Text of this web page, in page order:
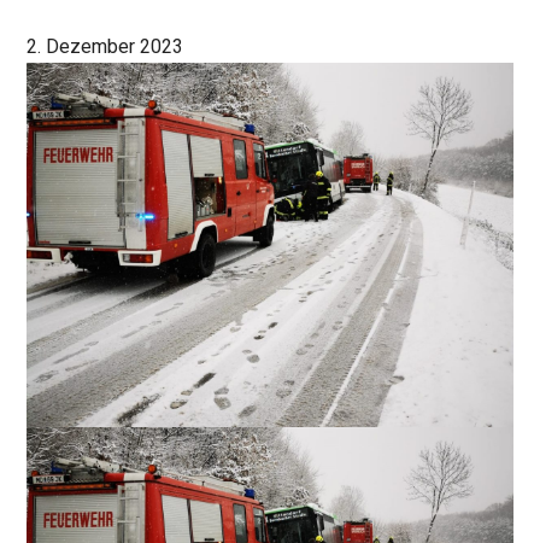
2. Dezember 2023